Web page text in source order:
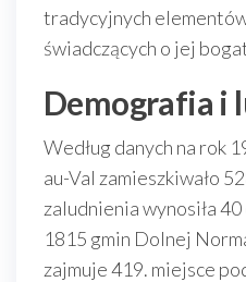
tradycyjnych
świadczących o jej
Demografia i
Według danych na rok
au-Val zamieszkiwało
zaludnienia wynosiła 40
1815 gmin Dolnej
zajmuje 419. miejsce